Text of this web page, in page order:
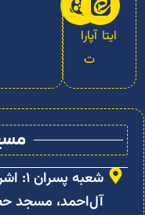
آپارا
ت
ایتا
شعبه
آل‌احمد، مسجد